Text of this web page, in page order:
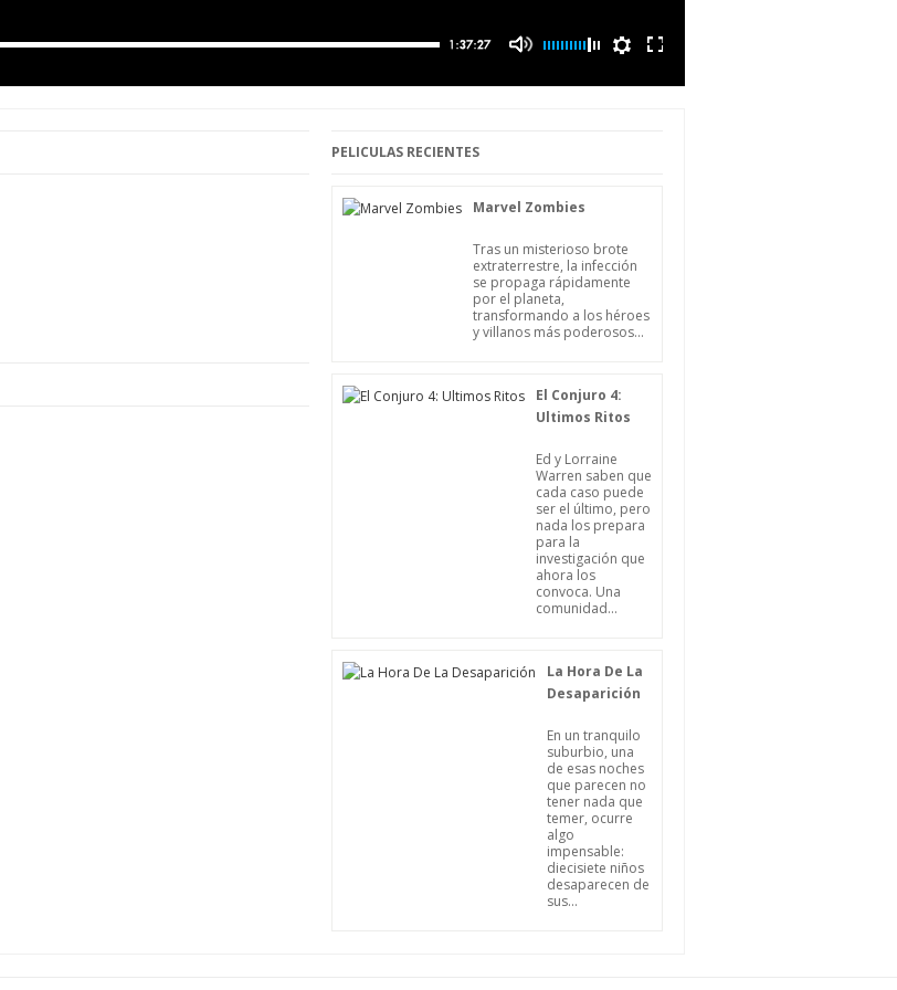
PELICULAS RECIENTES
Marvel Zombies
Tras un misterioso brote
extraterrestre, la infección
se propaga rápidamente
por el planeta,
transformando a los héroes
y villanos más poderosos...
El Conjuro 4:
Ultimos Ritos
Ed y Lorraine
Warren saben que
cada caso puede
ser el último, pero
nada los prepara
para la
investigación que
ahora los
convoca. Una
comunidad...
La Hora De La
Desaparición
En un tranquilo
suburbio, una
de esas noches
que parecen no
tener nada que
temer, ocurre
algo
impensable:
diecisiete niños
desaparecen de
sus...